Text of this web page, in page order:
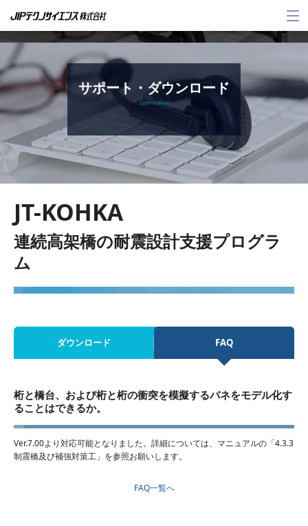
メ
ー
サポート・ダウンロード
Support / Download
JT-KOHKA
連続高架橋の耐震設計支援プログラ
ム
ダウンロード FAQ
桁と橋台、および桁と桁の衝突を模擬するバネをモデル化す
ることはできるか。
Ver.7.00より対応可能となりました。詳細については、マニュアルの「4.3.3
制震橋及び補強対策工」を参照お願いします。
FAQ一覧へ